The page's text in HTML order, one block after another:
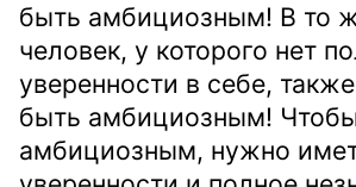
быть амбициозным! В то
человек, у которого нет
уверенности в себе,
быть амбициозным!
амбициозным, нужно